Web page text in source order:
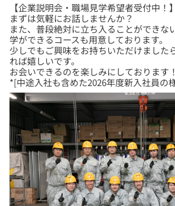
【企業説明会・職場見学希望者受付中！】
まずは気軽にお話しませんか？
また、普段絶対に立ち入ることができな
学ができるコースも用意しております。
少しでもご興味をお持ちいただけました
れば嬉しいです。
お会いできるのを楽しみにしております！
*[中途入社も含めた2026年度新入社員の